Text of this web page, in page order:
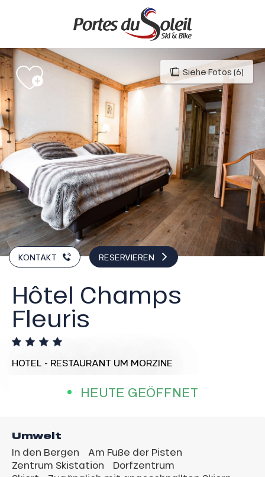
principal
Siehe Fotos (6)
KONTAKT RESERVIEREN
Hôtel Champs
Fleuris
HOTEL - RESTAURANT UM MORZINE
HEUTE GEÖFFNET
Umwelt
In den Bergen
Am Fuße der Pisten
Zentrum Skistation
Dorfzentrum